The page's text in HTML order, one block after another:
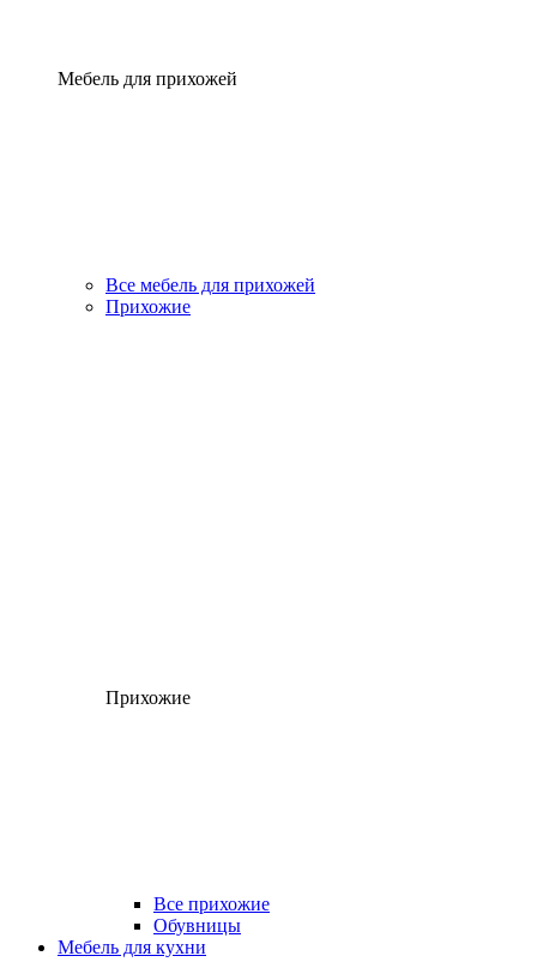
Мебель для прихожей
Все мебель для прихожей
Прихожие
Прихожие
Все прихожие
Обувницы
Мебель для кухни